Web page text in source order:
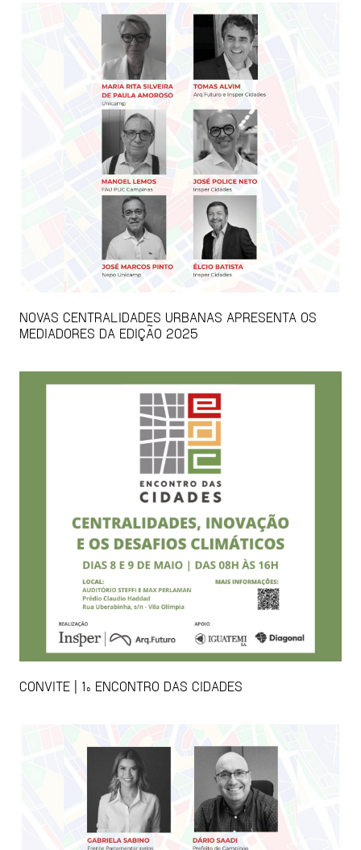
NOVAS CENTRALIDADES URBANAS APRESENTA OS
MEDIADORES DA EDIÇÃO 2025
CONVITE | 1º ENCONTRO DAS CIDADES